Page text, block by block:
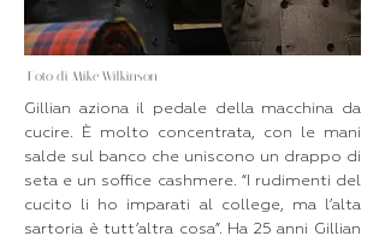
Foto di Mike Wilkinson
Gillian aziona il pedale della macchina da
cucire. È molto concentrata, con le mani
salde sul banco che uniscono un drappo di
seta e un soffice cashmere. “I rudimenti del
cucito li ho imparati al college, ma l’alta
sartoria è tutt’altra cosa”. Ha 25 anni Gillian